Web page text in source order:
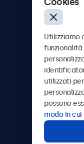
Via
Utilizziamo
funzionalità
utilizzati
possono
modo in